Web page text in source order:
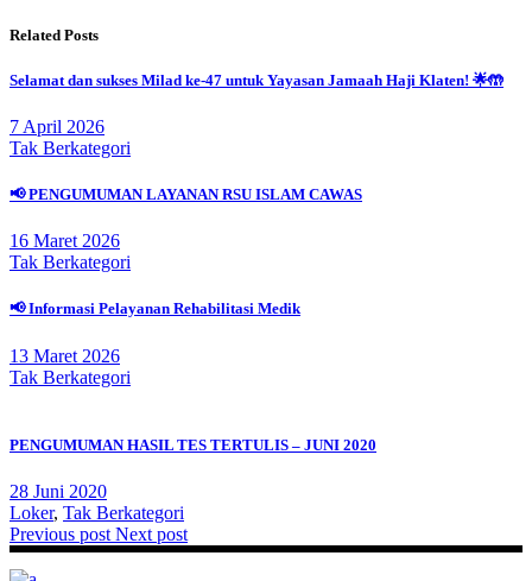
Related Posts
Selamat dan sukses Milad ke-47 untuk Yayasan Jamaah Haji Klaten! 🌟🤲
7 April 2026
Tak Berkategori
📢 PENGUMUMAN LAYANAN RSU ISLAM CAWAS
16 Maret 2026
Tak Berkategori
📢 Informasi Pelayanan Rehabilitasi Medik
13 Maret 2026
Tak Berkategori
PENGUMUMAN HASIL TES TERTULIS – JUNI 2020
28 Juni 2020
Loker, Tak Berkategori
Previous post Next post